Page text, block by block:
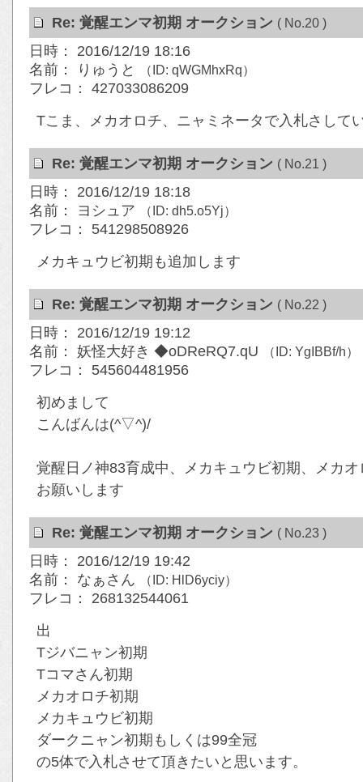
Re: 覚醒エンマ初期 オークション ( No.20 )
日時： 2016/12/19 18:16
名前： りゅうと
（ID: qWGMhxRq）
フレコ： 427033086209
Tこま、メカオロチ、ニャミネータで入札さして
Re: 覚醒エンマ初期 オークション ( No.21 )
日時： 2016/12/19 18:18
名前： ヨシュア
（ID: dh5.o5Yj）
フレコ： 541298508926
メカキュウビ初期も追加します
Re: 覚醒エンマ初期 オークション ( No.22 )
日時： 2016/12/19 19:12
名前： 妖怪大好き ◆oDReRQ7.qU
（ID: YgIBBf/h）
フレコ： 545604481956
初めまして
こんばんは(^▽^)/
覚醒日ノ神83育成中、メカキュウビ初期、メカ
お願いします
Re: 覚醒エンマ初期 オークション ( No.23 )
日時： 2016/12/19 19:42
名前： なぁさん
（ID: HlD6yciy）
フレコ： 268132544061
出
Tジバニャン初期
Tコマさん初期
メカオロチ初期
メカキュウビ初期
ダークニャン初期もしくは99全冠
の5体で入札させて頂きたいと思います。